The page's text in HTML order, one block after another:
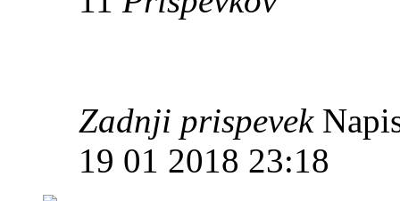
Zadnji prispevek
19 01 2018 23:18